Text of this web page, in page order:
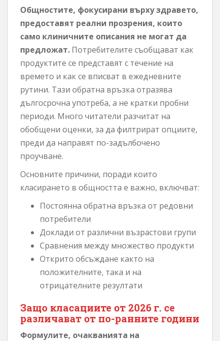
Общностите, фокусирани върху здравето,
предоставят реални прозрения, които
само клиничните описания не могат да
предложат. Потребителите съобщават как
продуктите се представят с течение на
времето и как се вписват в ежедневните
рутини. Тази обратна връзка отразява
дългосрочна употреба, а не кратки пробни
периоди. Много читатели разчитат на
обобщени оценки, за да филтрират опциите,
преди да направят по-задълбочено
проучване.
Основните причини, поради които
класирането в общността е важно, включват:
Постоянна обратна връзка от редовни
потребители
Доклади от различни възрастови групи
Сравнения между множество продукти
Открито обсъждане както на
положителните, така и на
отрицателните резултати
Защо класациите от 2026 г. се
различават от по-ранните години
Формулите, очакванията на